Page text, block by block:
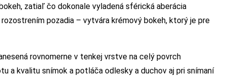
zatiaľ čo dokonale vyladená sférická aberácia
pozadia – vytvára krémový bokeh, ktorý je pre
rovnomerne v tenkej vrstve na celý povrch
a kvalitu snímok a potláča odlesky a duchov aj pri snímaní